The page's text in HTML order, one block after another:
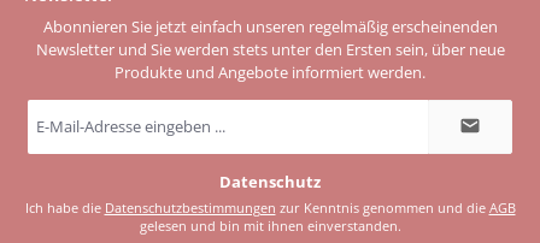
Abonnieren Sie jetzt einfach unseren regelmäßig erscheinenden
Newsletter und Sie werden stets unter den Ersten sein, über neue
Produkte und Angebote informiert werden.
Mail-
Datenschutz
Ich habe die Datenschutzbestimmungen zur Kenntnis genommen und die AGB
gelesen und bin mit ihnen einverstanden.